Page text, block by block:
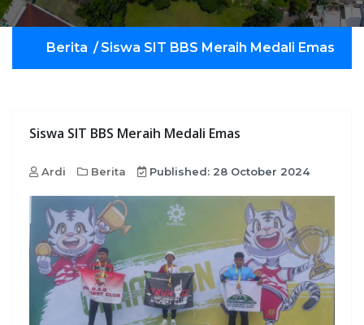
Berita / Siswa SIT BBS Meraih Medali Emas
Siswa SIT BBS Meraih Medali Emas
Ardi Berita Published: 28 October 2024